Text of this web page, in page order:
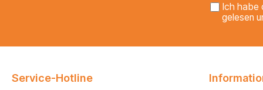
Ich habe
gelesen
Service-Hotline